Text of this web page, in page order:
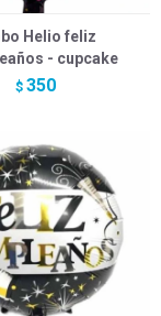
Helio feliz
- cupcake
$ 350